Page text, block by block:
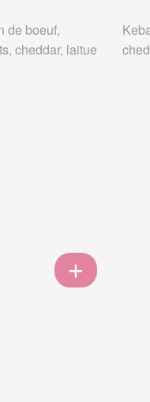
de boeuf,
cheddar, laitue